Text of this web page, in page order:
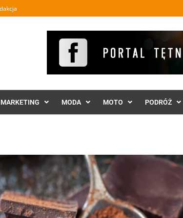
MARKETING MODA MOTO PODRÓŻ